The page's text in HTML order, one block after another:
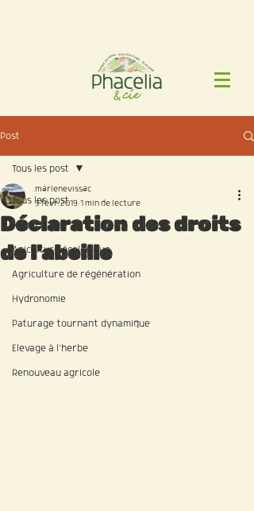
Post
Tous les post
Mycorhizes
Apiculture écologique
Agriculture de régénération
Hydronomie
Paturage tournant dynamique
Elevage à l'herbe
Renouveau agricole
Tous les post
Déclaration des droits
de l'abeille
marlenevissac
3 févr. 2019 1 min de lecture